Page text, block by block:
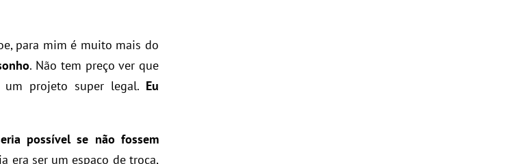
para mim é muito mais do
. Não tem preço ver que
projeto super legal. Eu
possível se não fossem
era ser um espaço de troca,